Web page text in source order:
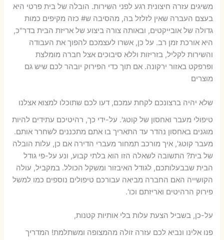
משיגים עזרה חיצונית רגע לפני השירות. הובלה של בית פרטי היא
בעצם העברה שאין לזלזל בה, מהסיבה ש# כזה מקיפים כמות
גדולה של אובייקטים, ובאותה צורה ביצוע של אריזת הבית בדר"כ,
היא אורכת זמן רב. על כן, אשרו לעצמכם להפוך את העבודה
והשירות לקליל, בזריזות וללא סיבוכים אצל חברה מומלצת
ופרפקט באזור ירקונה. אם תוך כדי הפירוק יובהר לכם שיש גם
מוצרים
שלא יהיה ברצונכם לקחת עמכם, דעו לכם שתוכלו למצוא אצלנו
טיפולי מעבר ואחסון של קוטג'. על-ידי כך, רהיטיכם עתידים להיות
מוגנים באחסון נהדר עד התאריך בו אתם מתכננים לשחרר אותם.
מעבר קוטג', איך מורכב תמחור מעברי הדירה אם כן, עלות הובלה
של בית? התשובה לשאלה הזו הוא בלתי קבוע, ונע על-פי גודל
הבית שבבעלותכם, לגודל האיבזור ומשקל הכולל. במקביל, עולה
הקושייה האם החברה מביאה עבורכם טיפולים נוספים כמו למשל
פירוק הרהיטים ואריזתם וכו'.
על-כן, בשביל הצעת עלות בלי אותיות קטנות,
פנו אלינו ונביא לכם עזרה זולה מהמצופה ומשתלמת! המדריך